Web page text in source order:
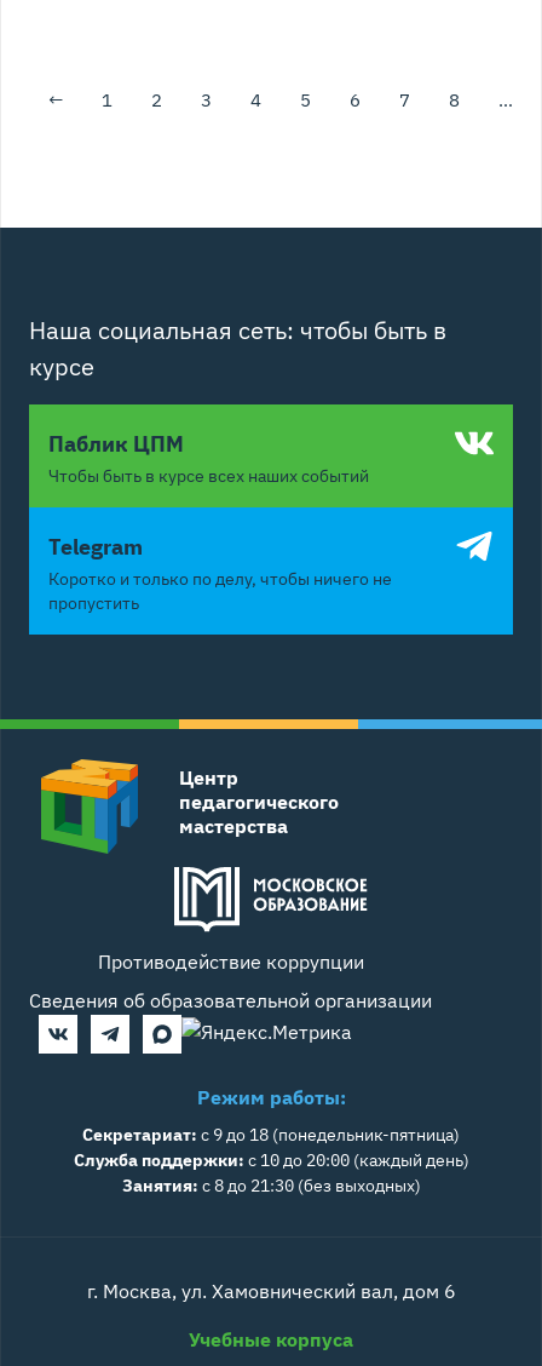
← 1 2 3 4 5 6 7 8 …
Наша социальная сеть: чтобы быть в
курсе
Паблик ЦПМ
Чтобы быть в курсе всех наших событий
Telegram
Коротко и только по делу, чтобы ничего не
пропустить
Центр
педагогического
мастерства
Противодействие коррупции
Сведения об образовательной организации
Режим работы:
Секретариат: с 9 до 18 (понедельник-пятница)
Служба поддержки: с 10 до 20:00 (каждый день)
Занятия: с 8 до 21:30 (без выходных)
г. Москва, ул. Хамовнический вал, дом 6
Учебные корпуса